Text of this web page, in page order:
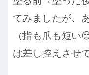
てみましたが、
（指も爪も短い
は差し控えさせ